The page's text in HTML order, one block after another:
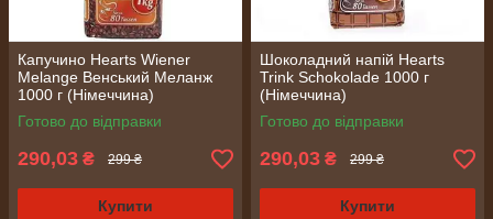
Капучино Hearts Wiener
Melange Венський Меланж
1000 г (Німеччина)
Готово до відправки
290,03 ₴ 299 ₴
Купити
Шоколадний напій Hearts
Trink Schokolade 1000 г
(Німеччина)
Готово до відправки
290,03 ₴ 299 ₴
Купити